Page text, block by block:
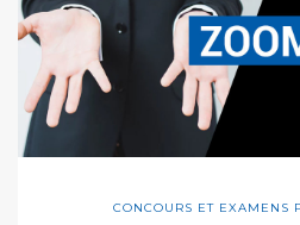
CONCOURS ET EXAMENS